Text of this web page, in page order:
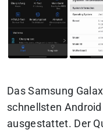
Das Samsung
schnellsten
ausgestattet. Der